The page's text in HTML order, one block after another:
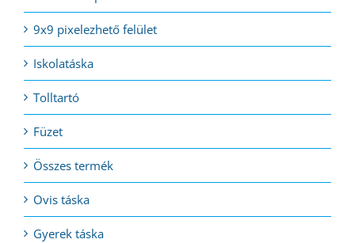
9x9 pixelezhető felület
Iskolatáska
Tolltartó
Füzet
Összes termék
Ovis táska
Gyerek táska